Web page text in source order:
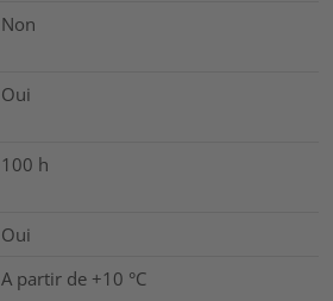
Non
Oui
100 h
Oui
A partir de +10 °C